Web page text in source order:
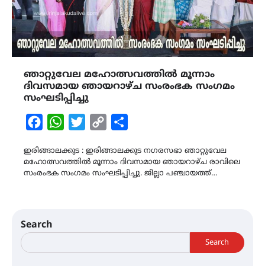
ഞാറ്റുവേല മഹോത്സവത്തിൽ മൂന്നാം
ദിവസമായ ഞായറാഴ്ച സംരംഭക സംഗമം
സംഘടിപ്പിച്ചു
FacebookWhatsAppTwitterCopy
ഇരിങ്ങാലക്കുട : ഇരിങ്ങാലക്കുട നഗരസഭാ ഞാറ്റുവേല
മഹോത്സവത്തിൽ മൂന്നാം ദിവസമായ ഞായറാഴ്ച രാവിലെ
സംരംഭക സംഗമം സംഘടിപ്പിച്ചു. ജില്ലാ പഞ്ചായത്ത്…
Search
Search